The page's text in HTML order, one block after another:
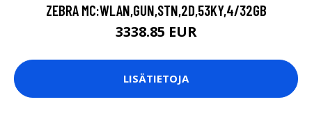
ZEBRA MC:WLAN,GUN,STN,2D,53KY,4/32GB
3338.85 EUR
LISÄTIETOJA